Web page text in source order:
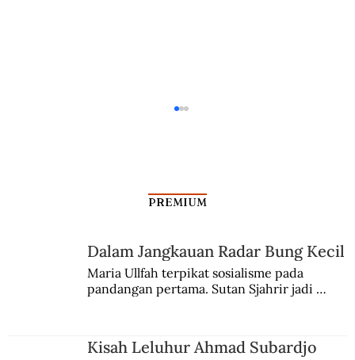
Perginya Sang Rocker Kutu Loncat
PREMIUM
Dalam Jangkauan Radar Bung Kecil
Maria Ullfah terpikat sosialisme pada
pandangan pertama. Sutan Sjahrir jadi
Kisah Leluhur Ahmad Subardjo